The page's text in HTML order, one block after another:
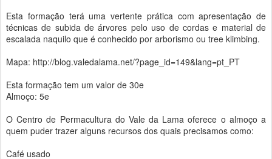
Esta formação terá uma vertente prática com apresentação de
técnicas de subida de árvores pelo uso de cordas e material de
escalada naquilo que é conhecido por arborismo ou tree klimbing.
Mapa: http://blog.valedalama.net/?page_id=149&lang=pt_PT
Esta formação tem um valor de 30e
Almoço: 5e
O Centro de Permacultura do Vale da Lama oferece o almoço a
quem puder trazer alguns recursos dos quais precisamos como:
Café usado